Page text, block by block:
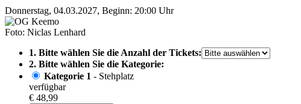
Donnerstag, 04.03.2027, Beginn: 20:00 Uhr
Foto: Niclas Lenhard
1. Bitte wählen Sie die Anzahl der Tickets:
2. Bitte wählen Sie die Kategorie:
Kategorie 1 - Stehplatz
verfügbar
€ 48,99